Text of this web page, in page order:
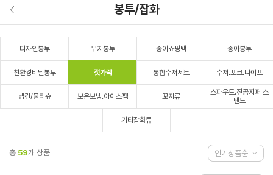
봉투/잡화
디자인봉투 무지봉투 종이쇼핑백 종이봉투
친환경비닐봉투 젓가락 통합수저세트 수저.포크.나이프
냅킨/물티슈 보온보냉.아이스팩 꼬지류
스파우트.진공지퍼 스
탠드
기타잡화류
총 59개 상품